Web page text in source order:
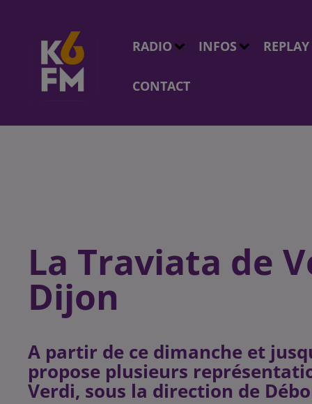
RADIO INFOS REPLAY
CONTACT
La Traviata de
Dijon
A partir de ce dimanche et
propose plusieurs
Verdi, sous la direction de